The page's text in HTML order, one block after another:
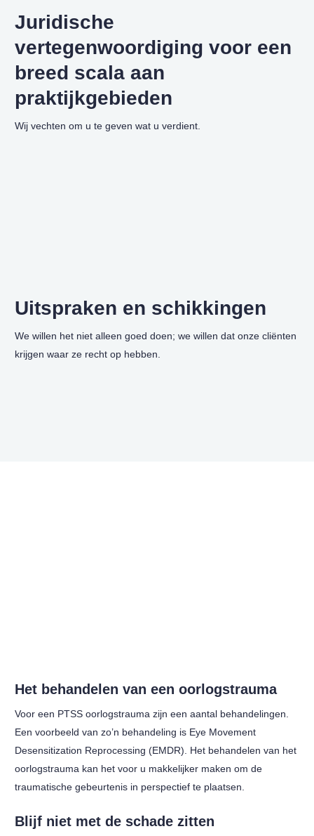
Juridische
vertegenwoordiging voor een
breed scala aan
praktijkgebieden
Wij vechten om u te geven wat u verdient.
Uitspraken en schikkingen
We willen het niet alleen goed doen; we willen dat onze cliënten
krijgen waar ze recht op hebben.
Het behandelen van een oorlogstrauma
Voor een PTSS oorlogstrauma zijn een aantal behandelingen.
Een voorbeeld van zo’n behandeling is Eye Movement
Desensitization Reprocessing (EMDR). Het behandelen van het
oorlogstrauma kan het voor u makkelijker maken om de
traumatische gebeurtenis in perspectief te plaatsen.
Blijf niet met de schade zitten